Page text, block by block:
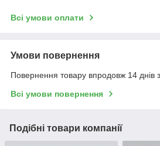
Всі умови оплати
Умови повернення
Повернення товару впродовж 14 днів
Всі умови повернення
Подібні товари компанії